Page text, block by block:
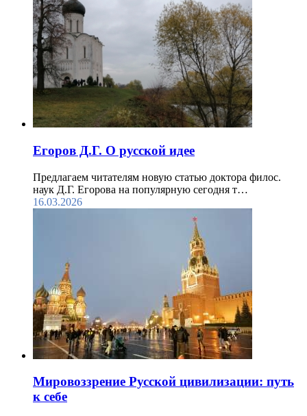
Егоров Д.Г. О русской идее
Предлагаем читателям новую статью доктора филос.
наук Д.Г. Егорова на популярную сегодня т…
16.03.2026
Мировоззрение Русской цивилизации: путь
к себе